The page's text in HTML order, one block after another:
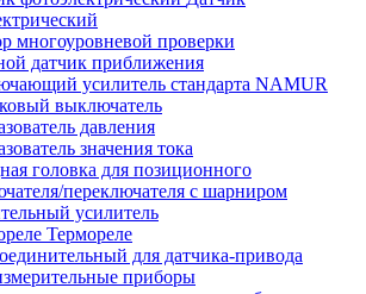
многоуровневой проверки
датчик приближения
усилитель стандарта NAMUR
выключатель
давления
значения тока
головка для позиционного
переключателя с шарниром
усилитель
Термореле
для датчика-привода
приборы